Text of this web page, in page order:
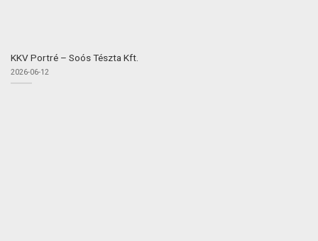
KKV Portré – Soós Tészta Kft.
2026-06-12